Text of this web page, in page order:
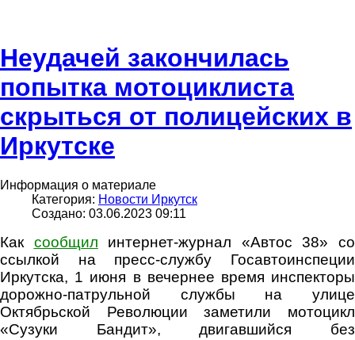
Неудачей закончилась
попытка мотоциклиста
скрыться от полицейских в
Иркутске
Информация о материале
Категория: Новости Иркутск
Создано: 03.06.2023 09:11
Как сообщил интернет-журнал «Автос 38» со
ссылкой на пресс-службу Госавтоинспеции
Иркутска, 1 июня в вечернее время инспекторы
дорожно-патрульной службы на улице
Октябрьской Революции заметили мотоцикл
«Сузуки Бандит», двигавшийся без